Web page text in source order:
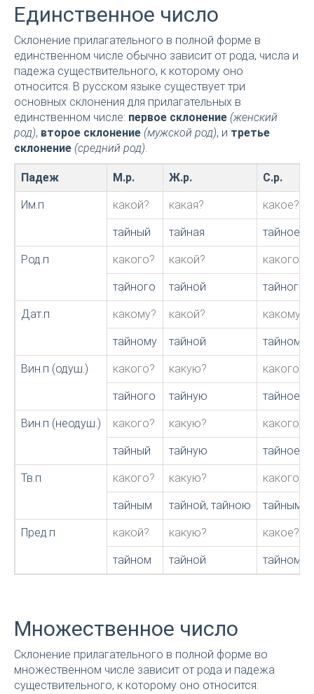
Единственное число
Склонение прилагательного в полной форме в
единственном числе обычно зависит от рода, числа и
падежа существительного, к которому оно
относится. В русском языке существует три
основных склонения для прилагательных в
единственном числе: первое склонение (женский
род), второе склонение (мужской род), и третье
склонение (средний род).
Падеж М.р. Ж.р. С.р.
Им.п какой? какая? какое?
тайный тайная тайное
Род.п какого? какой? какого?
тайного тайной тайного
Дат.п какому? какой? какому?
тайному тайной тайному
Вин.п (одуш.) какого? какую? какого?
тайного тайную тайное
Вин.п (неодуш.) какого? какую? какого?
тайный тайную тайное
Тв.п какого? какую? какого?
тайным тайной, тайною тайным
Пред.п какой? какую? какое?
тайном тайной тайном
Множественное число
Склонение прилагательного в полной форме во
множественном числе зависит от рода и падежа
существительного, к которому оно относится: